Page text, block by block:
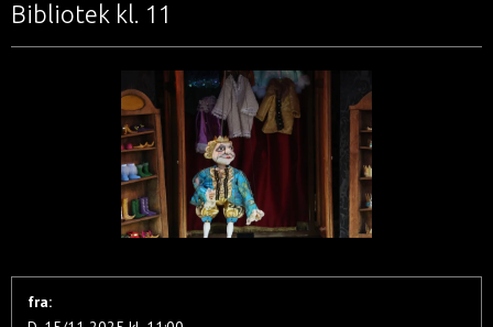
Bibliotek kl. 11
fra: